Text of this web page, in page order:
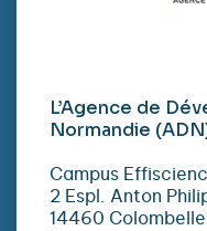
L’Agence de
Normandie
Campus
2 Espl. Anton
14460